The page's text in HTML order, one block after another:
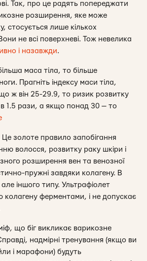
Так, про це радять попереджати
розширення, яке може
стосується лише кількох
не всі поверхневі. Тож невелика
і назавжди.
маса тіла, то більше
Прагніть індексу маси тіла,
ж він 25-29.9, то ризик розвитку
1.5 рази, а якщо понад 30 — то
Це золоте правило запобігання
волосся, розвитку раку шкіри і
розширення вен та венозної
пружні завдяки колагену. В
іншого типу. Ультрафіолет
колагену ферментами, і не допускає
що біг викликає варикозне
надмірні тренування (якщо ви
і марафони) будуть